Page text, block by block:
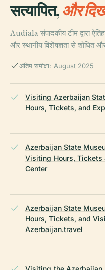
सत्यापित,और
Audiala संपादकीय टीम द्वारा
और स्थानीय विशेषज्ञता से शोधित
अंतिम समीक्षा: August 2025
Visiting Azerbaijan
Hours, Tickets, and
Azerbaijan State
Visiting Hours, Tickets
Center
Azerbaijan State
Hours, Tickets, and
Azerbaijan.travel